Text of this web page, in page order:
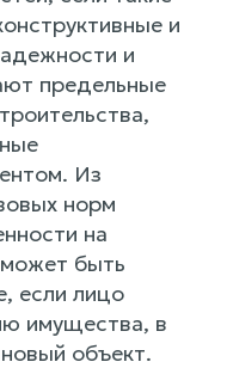
и
и
предельные
Из
норм
на
быть
если лицо
имущества, в
объект.